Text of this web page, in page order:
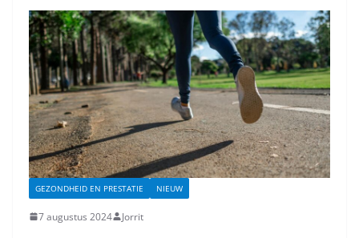
GEZONDHEID EN PRESTATIE NIEUW
7 augustus 2024 Jorrit